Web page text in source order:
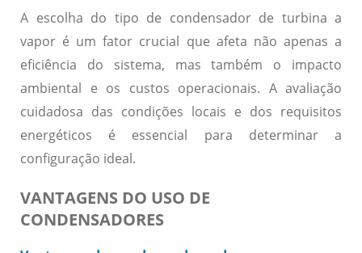
A escolha do tipo de condensador de turbina a
vapor é um fator crucial que afeta não apenas a
eficiência do sistema, mas também o impacto
ambiental e os custos operacionais. A avaliação
cuidadosa das condições locais e dos requisitos
energéticos é essencial para determinar a
configuração ideal.
VANTAGENS DO USO DE
CONDENSADORES